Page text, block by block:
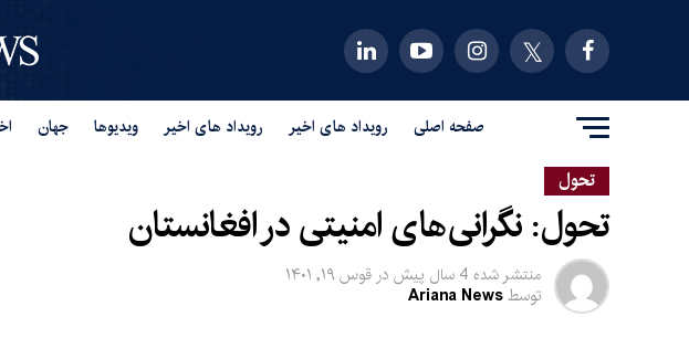
صفحه اصلی رویداد های اخیر رویداد های اخیر ویدیوها جهان
تحول
تحول: نگرانی‌های امنیتی در افغانستان
منتشر شده 4 سال پیش در قوس ۱۹, ۱۴۰۱
توسطAriana News